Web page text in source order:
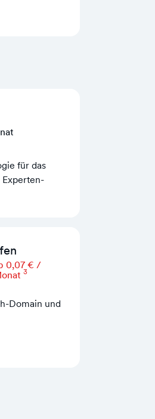
für das
0,07 € /
3
Domain und